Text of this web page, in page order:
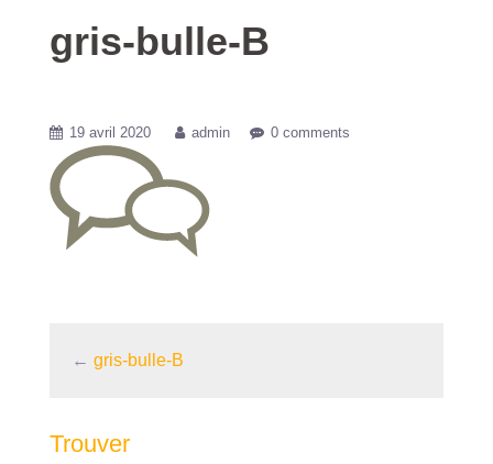
gris-bulle-B
19 avril 2020 admin 0 comments
← gris-bulle-B
Trouver